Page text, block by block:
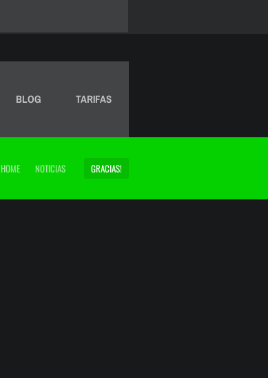
BLOG TARIFAS
HOME NOTICIAS GRACIAS!